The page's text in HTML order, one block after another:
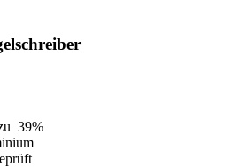
39%